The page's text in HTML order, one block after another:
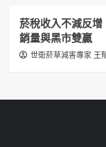
菸稅收入不減反
銷量與黑市雙贏
世衛菸草減害專家 王